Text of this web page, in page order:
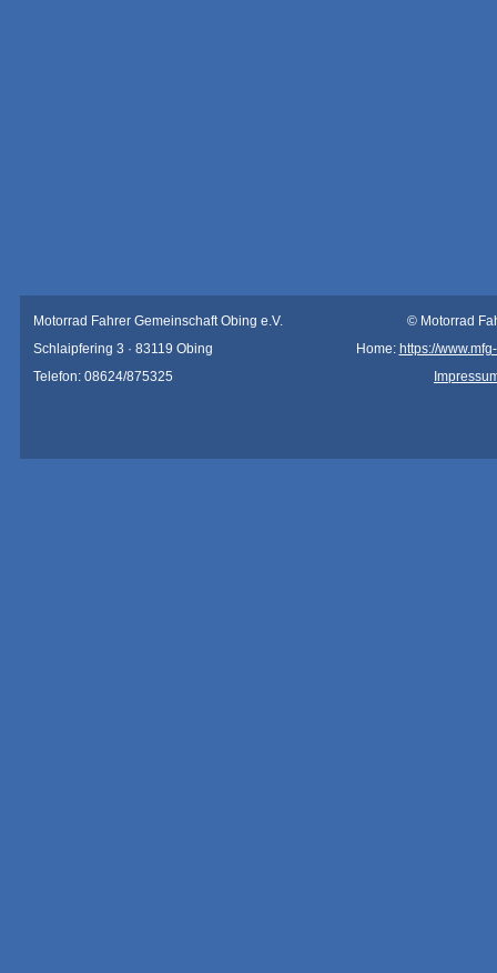
Motorrad Fahrer Gemeinschaft Obing e.V.
© Motorrad
Schlaipfering 3 · 83119 Obing
Home: https://
Telefon: 08624/875325